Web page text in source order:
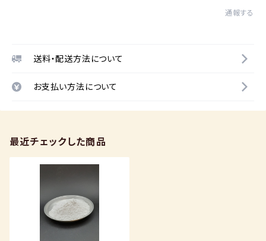
通報する
送料・配送方法について
お支払い方法について
最近チェックした商品